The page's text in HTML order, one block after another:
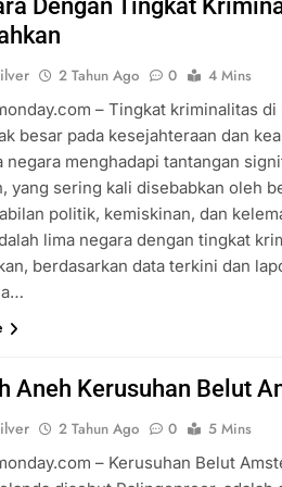
Dengan Tingkat
2 Tahun Ago 0
4 Mins
– Tingkat kriminalitas di
besar pada kesejahteraan dan
negara menghadapi tantangan
yang sering kali disebabkan oleh
politik, kemiskinan, dan
lima negara dengan tingkat
berdasarkan data terkini dan
Aneh Kerusuhan Belut
2 Tahun Ago 0
5 Mins
– Kerusuhan Belut
Sakura
Fakta
2 Tahun Ago